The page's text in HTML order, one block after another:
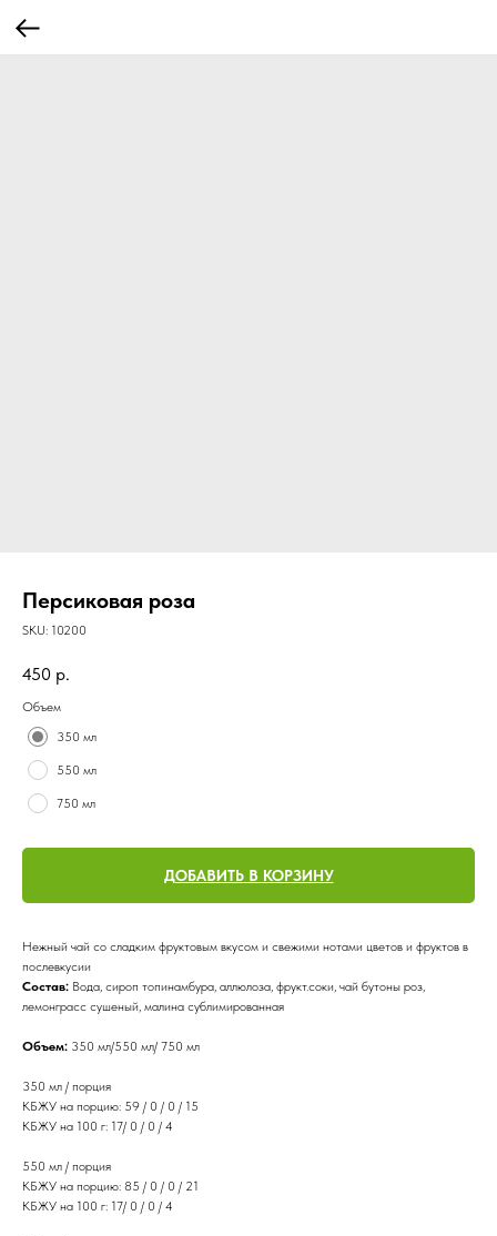
Персиковая роза
SKU: 10200
450 р.
Объем
350 мл
550 мл
750 мл
ДОБАВИТЬ В КОРЗИНУ
Нежный чай со сладким фруктовым вкусом и свежими нотами цветов и фруктов в
послевкусии
Состав: Вода, сироп топинамбура, аллюлоза, фрукт.соки, чай бутоны роз,
лемонграсс сушеный, малина сублимированная
Объем: 350 мл/550 мл/ 750 мл
350 мл / порция
КБЖУ на порцию: 59 / 0 / 0 / 15
КБЖУ на 100 г: 17/ 0 / 0 / 4
550 мл / порция
КБЖУ на порцию: 85 / 0 / 0 / 21
КБЖУ на 100 г: 17/ 0 / 0 / 4